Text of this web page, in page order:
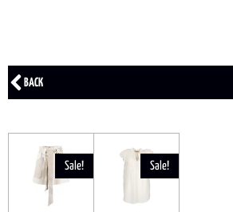
BACK
Sale! Sale!